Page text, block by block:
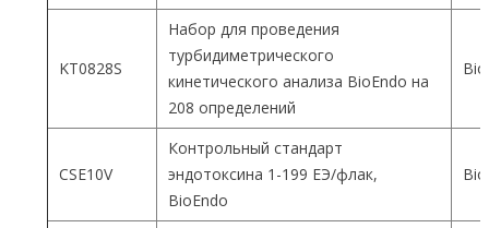
KT0828S
Набор для проведения
турбидиметрического
кинетического анализа BioEndo на
208 определений
CSE10V
Контрольный стандарт
эндотоксина 1-199 ЕЭ/флак,
BioEndo